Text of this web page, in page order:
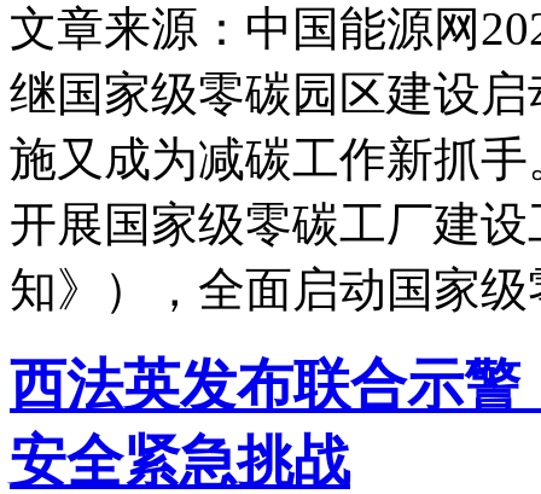
文章来源：中国能源网
继国家级零碳园区建设
施又成为减碳工作新抓
开展国家级零碳工厂建
知》），全面启动国家级
西法英发布联合示
安全紧急挑战